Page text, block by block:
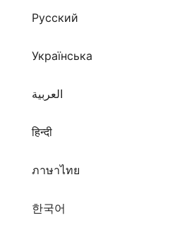
Русский
Українська
العربية
हिन्दी
ภาษาไทย
한국어